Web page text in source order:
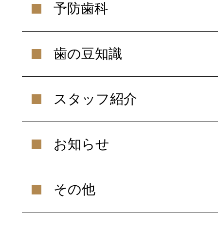
予防歯科
歯の豆知識
スタッフ紹介
お知らせ
その他